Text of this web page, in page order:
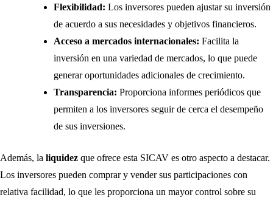
Flexibilidad: Los inversores pueden ajustar su inversión
de acuerdo a sus necesidades y objetivos financieros.
Acceso a mercados internacionales: Facilita la
inversión en una variedad de mercados, lo que puede
generar oportunidades adicionales de crecimiento.
Transparencia: Proporciona informes periódicos que
permiten a los inversores seguir de cerca el desempeño
de sus inversiones.
Además, la liquidez que ofrece esta SICAV es otro aspecto a destacar.
Los inversores pueden comprar y vender sus participaciones con
relativa facilidad, lo que les proporciona un mayor control sobre su